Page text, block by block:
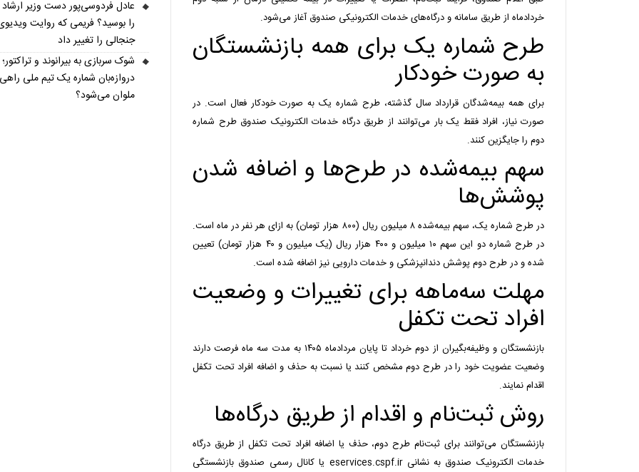
خردادماه از طریق سامانه و درگاه‌های خدمات الکترونیکی صندوق آغاز می‌شود.
طرح شماره یک برای همه بازنشستگان
به صورت خودکار
برای همه بیمه‌شدگان قرارداد سال گذشته، طرح شماره یک به صورت خودکار فعال است. در
صورت نیاز، افراد فقط یک بار می‌توانند از طریق درگاه خدمات الکترونیک صندوق طرح شماره
دوم را جایگزین کنند.
سهم بیمه‌شده در طرح‌ها و اضافه شدن
پوشش‌ها
در طرح شماره یک، سهم بیمه‌شده ۸ میلیون ریال (۸۰۰ هزار تومان) به ازای هر نفر در ماه است.
در طرح شماره دو این سهم ۱۰ میلیون و ۴۰۰ هزار ریال (یک میلیون و ۴۰ هزار تومان) تعیین
شده و در طرح دوم پوشش دندانپزشکی و خدمات دارویی نیز اضافه شده است.
مهلت سه‌ماهه برای تغییرات و وضعیت
افراد تحت تکفل
بازنشستگان و وظیفه‌بگیران از دوم خرداد تا پایان مردادماه ۱۴۰۵ به مدت سه ماه فرصت دارند
وضعیت عضویت خود را در طرح دوم مشخص کنند یا نسبت به حذف و اضافه افراد تحت تکفل
اقدام نمایند.
روش ثبت‌نام و اقدام از طریق درگاه‌ها
بازنشستگان می‌توانند برای ثبت‌نام طرح دوم، حذف یا اضافه افراد تحت تکفل از طریق درگاه
خدمات الکترونیک صندوق به نشانی eservices.cspf.ir یا کانال رسمی صندوق بازنشستگی
عادل فردوسی‌پور دست وزیر ارشاد
را بوسید؟ فریمی که روایت
جنجالی را تغییر داد
شوک سربازی به بیرانوند و تراکتور؛
دروازه‌بان شماره یک تیم ملی راهی
ملوان می‌شود؟